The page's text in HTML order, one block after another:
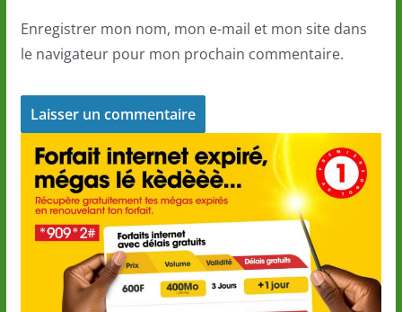
Enregistrer mon nom, mon e-mail et mon site dans
le navigateur pour mon prochain commentaire.